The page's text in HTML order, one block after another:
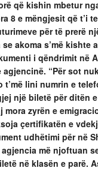
që kishin mbetur
8 e mëngjesit që t’i
për të prerë
akoma s’më kishte
i qëndrimit në
“Për sot
t’më lini numrin e
një biletë për ditën e
mora zyrën e
çertifikatën e
udhëtimi për në
më njoftuan
në klasën e parë.